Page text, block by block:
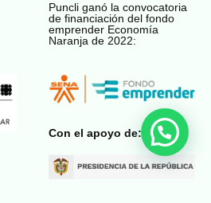
Puncli ganó la convocatoria
de financiación del fondo
emprender Economía
Naranja de 2022:
Con el apoyo de: